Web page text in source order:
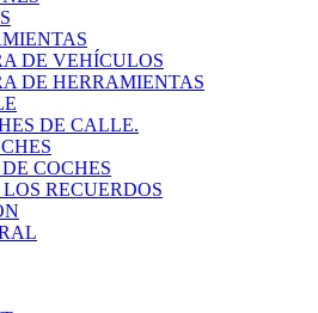
DE VEHÍCULOS
DE HERRAMIENTAS
DE CALLE.
COCHES
RECUERDOS